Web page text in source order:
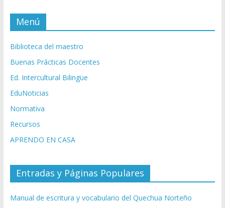
Menú
Biblioteca del maestro
Buenas Prácticas Docentes
Ed. Intercultural Bilingüe
EduNoticias
Normativa
Recursos
APRENDO EN CASA
Entradas y Páginas Populares
Manual de escritura y vocabulario del Quechua Norteño